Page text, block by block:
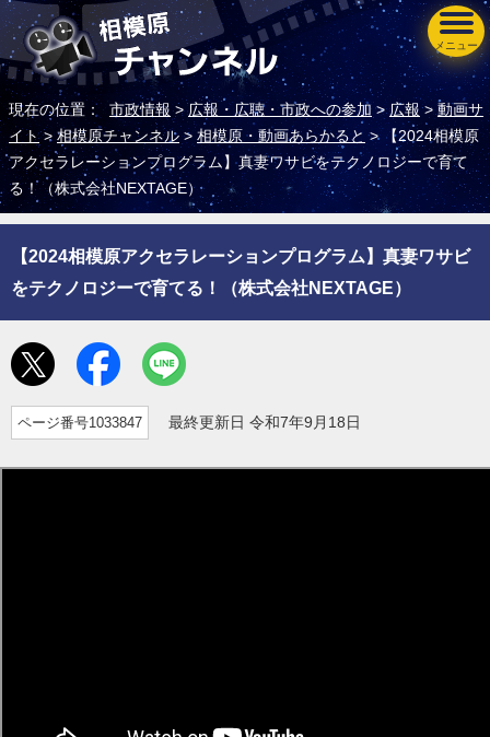
メニュー
現在の位置： 市政情報 >広報・広聴・市政への参加 >広報 >動画サ
イト>相模原チャンネル > 相模原・動画あらかると > 【2024相模原
アクセラレーションプログラム】真妻ワサビをテクノロジーで育て
る！（株式会社NEXTAGE）
【2024相模原アクセラレーションプログラム】真妻ワサビ
をテクノロジーで育てる！（株式会社NEXTAGE）
ページ番号1033847 最終更新日 令和7年9月18日